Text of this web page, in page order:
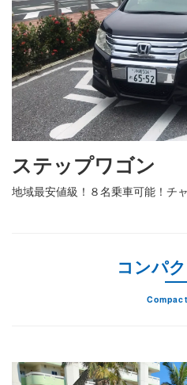
ステップワゴン
地域最安値級！８名乗車可能！チ
コンパ